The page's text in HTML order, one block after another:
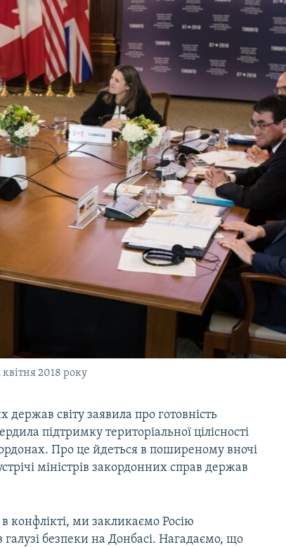
2018 року
світу заявила про готовність
підтримку територіальної цілісності
Про це йдеться в поширеному вночі
міністрів закордонних справ держав
конфлікті, ми закликаємо Росію
галузі безпеки на Донбасі. Нагадаємо, що